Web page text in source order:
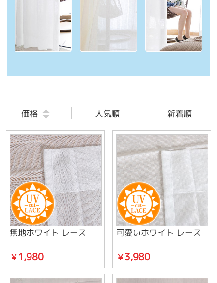
価格 人気順 新着順
無地ホワイト レース
￥1,980
可愛いホワイト レース
￥3,980